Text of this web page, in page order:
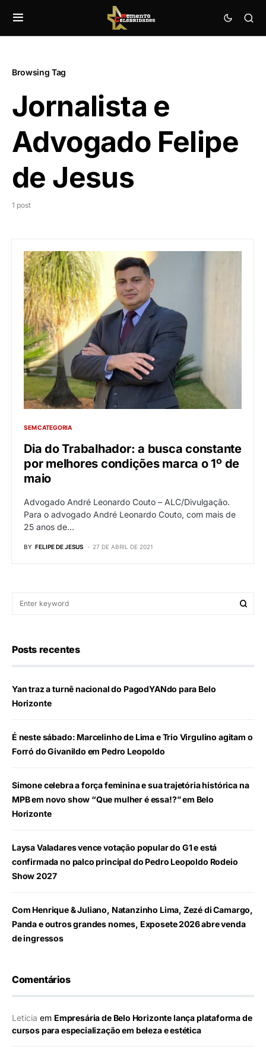
Browsing Tag
Jornalista e
Advogado Felipe
de Jesus
1 post
SEM CATEGORIA
Dia do Trabalhador: a busca constante
por melhores condições marca o 1º de
maio
Advogado André Leonardo Couto – ALC/Divulgação.
Para o advogado André Leonardo Couto, com mais de
25 anos de…
BY FELIPE DE JESUS 27 DE ABRIL DE 2021
Posts recentes
Yan traz a turnê nacional do PagodYANdo para Belo
Horizonte
É neste sábado: Marcelinho de Lima e Trio Virgulino agitam o
Forró do Givanildo em Pedro Leopoldo
Simone celebra a força feminina e sua trajetória histórica na
MPB em novo show “Que mulher é essa!?” em Belo
Horizonte
Laysa Valadares vence votação popular do G1 e está
confirmada no palco principal do Pedro Leopoldo Rodeio
Show 2027
Com Henrique & Juliano, Natanzinho Lima, Zezé di Camargo,
Panda e outros grandes nomes, Exposete 2026 abre venda
de ingressos
Comentários
Leticia em Empresária de Belo Horizonte lança plataforma de
cursos para especialização em beleza e estética